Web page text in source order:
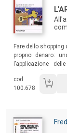
Sommario:
Fare dello shopping
proprio denaro:
l’applicazione
speciali, ed evitare
cod.
100.678